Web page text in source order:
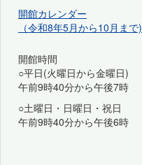
開館カレンダー
（令和8年5月から10月まで)
開館時間
○平日(火曜日から金曜日)
午前9時40分から午後7時
○土曜日・日曜日・祝日
午前9時40分から午後6時